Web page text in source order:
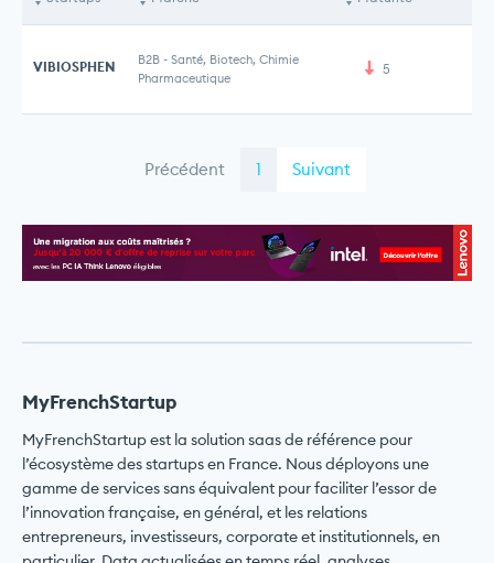
VIBIOSPHEN B2B - Santé, Biotech, Chimie
Pharmaceutique
5
Précédent 1 Suivant
MyFrenchStartup
MyFrenchStartup est la solution saas de référence pour
l’écosystème des startups en France. Nous déployons une
gamme de services sans équivalent pour faciliter l’essor de
l’innovation française, en général, et les relations
entrepreneurs, investisseurs, corporate et institutionnels, en